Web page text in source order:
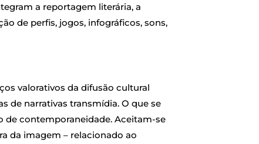
a reportagem literária, a
de perfis, jogos, infográficos, sons,
valorativos da difusão cultural
de narrativas transmídia. O que se
de contemporaneidade. Aceitam-se
da imagem – relacionado ao